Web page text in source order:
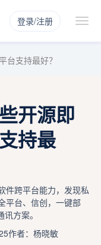
登录/注册
台支持最好？
开源即
持最
件跨平台能力，发现私
平台、信创，一键部
方案。
作者：杨晓敏